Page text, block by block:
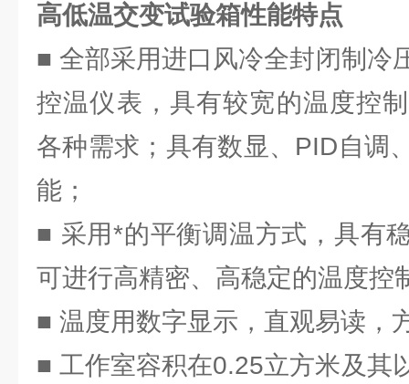
高低温交变试验箱性能特点
■ 全部采用进口风冷全封闭制冷
控温仪表，具有较宽的温度控
各种需求；具有数显、PID自调
能；
■ 采用*的平衡调温方式，具有
可进行高精密、高稳定的温度控
■ 温度用数字显示，直观易读，
■ 工作室容积在0.25立方米及其